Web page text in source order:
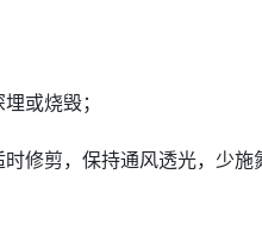
或烧毁；
修剪，保持通风透光，少